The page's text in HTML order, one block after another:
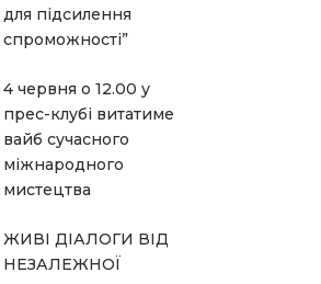
для підсилення
спроможності”
4 червня о 12.00 у
прес-клубі витатиме
вайб сучасного
міжнародного
мистецтва
ЖИВІ ДІАЛОГИ ВІД
НЕЗАЛЕЖНОЇ